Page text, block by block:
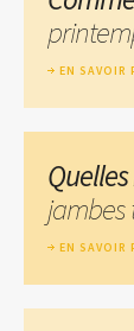
EN SAVOIR
jambes
EN SAVOIR